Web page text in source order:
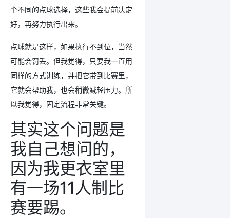
个不同的点球选择，这些我会提前决定
好，再努力执行出来。
点球就是这样，如果执行不到位，当然
可能会罚丢。但我觉得，只要我一直用
同样的方式训练，并把它带到比赛里，
它就会帮助我，也会稍微减轻压力。所
以我觉得，固定流程非常关键。
其实这个问题是
我自己想问的，
因为我更衣室里
有一场11人制比
赛要踢。